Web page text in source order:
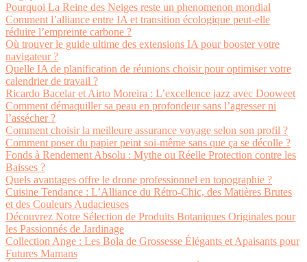
Pourquoi La Reine des Neiges reste un phenomenon mondial
Comment l’alliance entre IA et transition écologique peut-elle
réduire l’empreinte carbone ?
Où trouver le guide ultime des extensions IA pour booster votre
navigateur ?
Quelle IA de planification de réunions choisir pour optimiser votre
calendrier de travail ?
Ricardo Bacelar et Airto Moreira : L’excellence jazz avec Dooweet
Comment démaquiller sa peau en profondeur sans l’agresser ni
l’assécher ?
Comment choisir la meilleure assurance voyage selon son profil ?
Comment poser du papier peint soi-même sans que ça se décolle ?
Fonds à Rendement Absolu : Mythe ou Réelle Protection contre les
Baisses ?
Quels avantages offre le drone professionnel en topographie ?
Cuisine Tendance : L’Alliance du Rétro-Chic, des Matières Brutes
et des Couleurs Audacieuses
Découvrez Notre Sélection de Produits Botaniques Originales pour
les Passionnés de Jardinage
Collection Ange : Les Bola de Grossesse Élégants et Apaisants pour
Futures Mamans